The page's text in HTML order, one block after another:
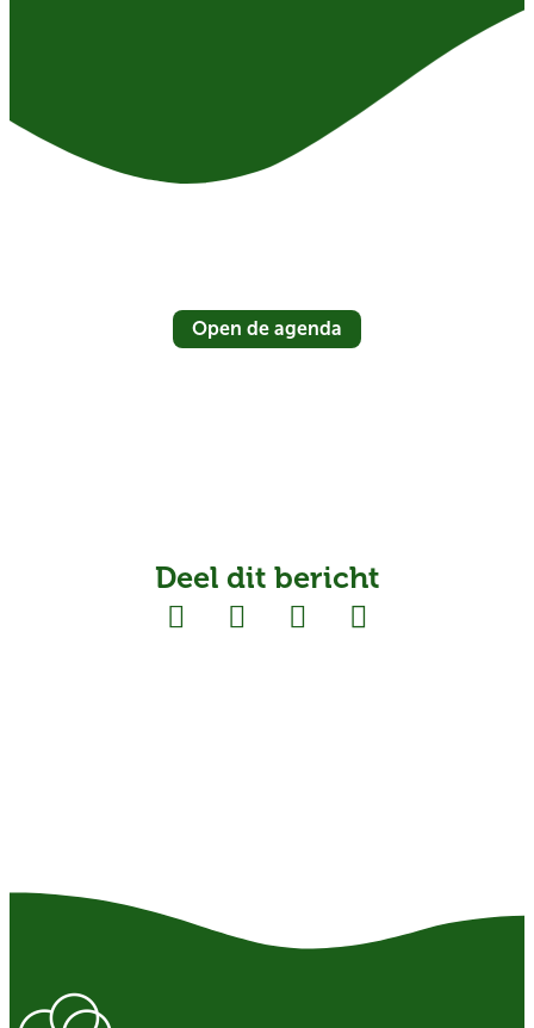
Open de agenda
Deel dit bericht